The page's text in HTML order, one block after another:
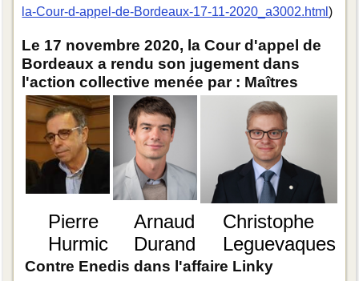
la-Cour-d-appel-de-Bordeaux-17-11-2020_a3002.html)
Le 17 novembre 2020, la Cour d'appel de
Bordeaux a rendu son jugement dans
l'action collective menée par : Maîtres
Pierre
Hurmic
Arnaud
Durand
Christophe
Leguevaques
Contre Enedis dans l'affaire Linky